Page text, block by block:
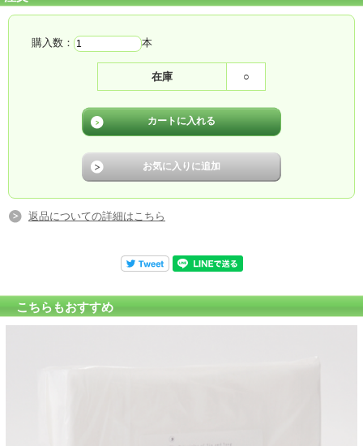
購入数： 本
在庫 ○
返品についての詳細はこちら
こちらもおすすめ